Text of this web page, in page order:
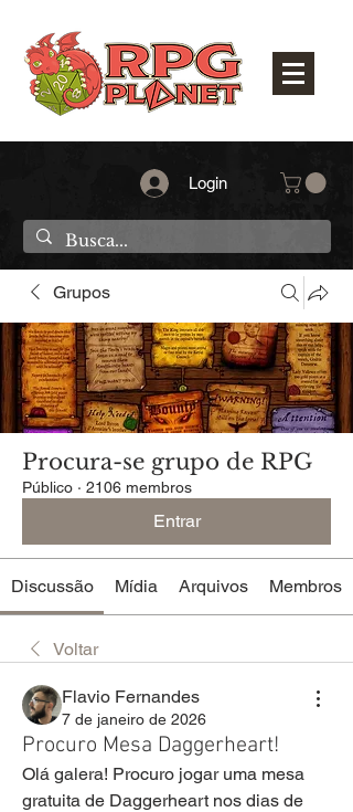
Login
Grupos
Procura-se grupo de RPG
Público · 2106 membros
Entrar
Discussão Mídia Arquivos Membros
Voltar
Flavio Fernandes
7 de janeiro de 2026
Procuro Mesa Daggerheart!
Olá galera! Procuro jogar uma mesa
gratuita de Daggerheart nos dias de